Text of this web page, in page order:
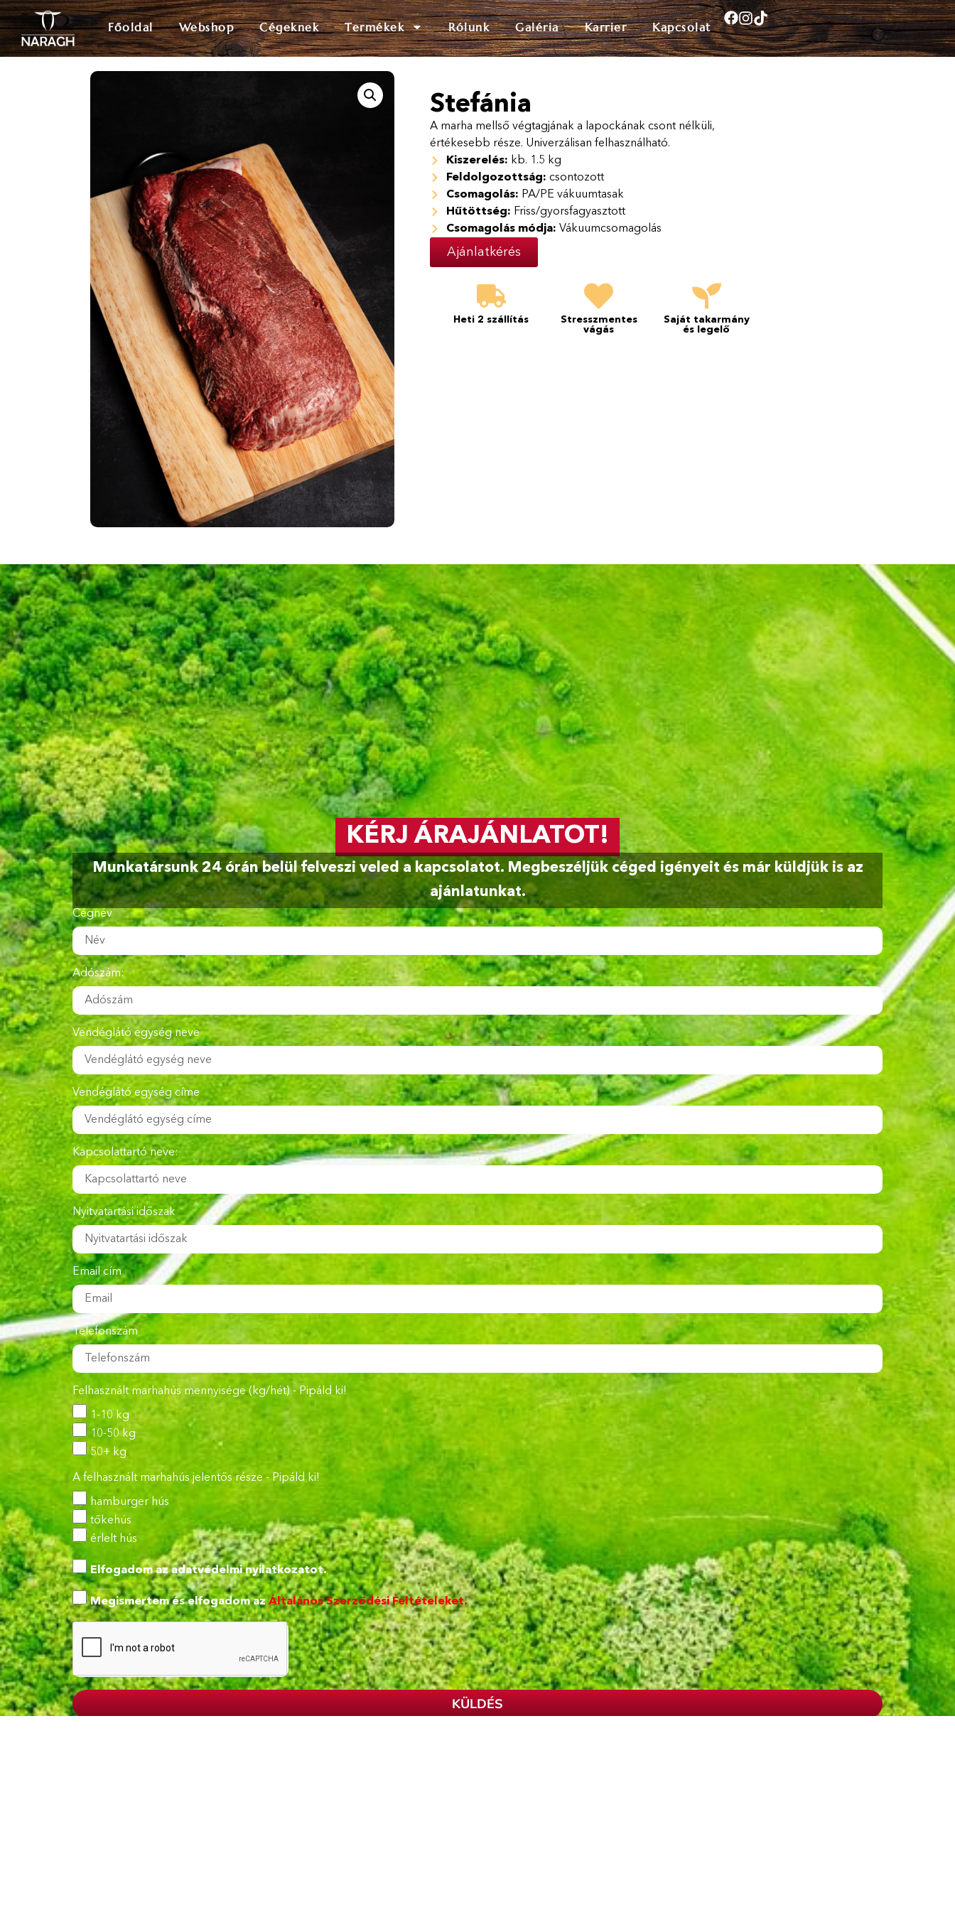
Főoldal Webshop Cégeknek Termékek Rólunk Galéria Karrier Kapcsolat
Stefánia
A marha mellső végtagjának a lapockának csont nélküli,
értékesebb része. Univerzálisan felhasználható.
Kiszerelés: kb. 1.5 kg
Feldolgozottság: csontozott
Csomagolás: PA/PE vákuumtasak
Hűtöttség: Friss/gyorsfagyasztott
Csomagolás módja: Vákuumcsomagolás
Ajánlatkérés
Heti 2 szállítás
Stresszmentes
vágás
Saját takarmány
és legelő
KÉRJ ÁRAJÁNLATOT!
Munkatársunk 24 órán belül felveszi veled a kapcsolatot. Megbeszéljük céged igényeit és már küldjük is az
ajánlatunkat.
Cégnév
Adószám:
Vendéglátó egység neve
Vendéglátó egység címe
Kapcsolattartó neve:
Nyitvatartási időszak
Email cím
Telefonszám
Felhasznált marhahús mennyisége (kg/hét) - Pipáld ki!
1-10 kg
10-50 kg
50+ kg
A felhasznált marhahús jelentős része - Pipáld ki!
hamburger hús
tőkehús
érlelt hús
Elfogadom azadatvédelmi nyilatkozatot.
Megismertem és elfogadom azÁltalános Szerződési Feltételeket.
KÜLDÉS